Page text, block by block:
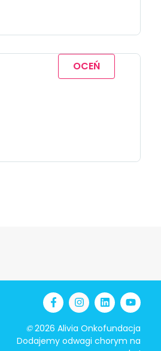
OCEŃ
©2026 Alivia Onkofundacja
Dodajemy odwagi chorym na